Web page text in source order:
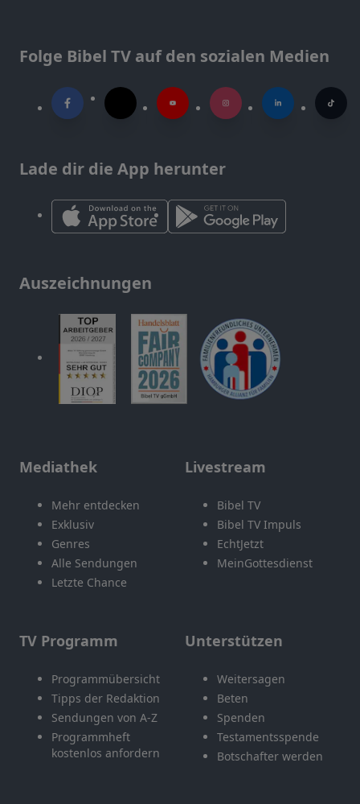
Folge Bibel TV auf den sozialen Medien
Lade dir die App herunter
Auszeichnungen
Mediathek
Mehr entdecken
Exklusiv
Genres
Alle Sendungen
Letzte Chance
Livestream
Bibel TV
Bibel TV Impuls
EchtJetzt
MeinGottesdienst
TV Programm
Programmübersicht
Tipps der Redaktion
Sendungen von A-Z
Programmheft
kostenlos anfordern
Unterstützen
Weitersagen
Beten
Spenden
Testamentsspende
Botschafter werden